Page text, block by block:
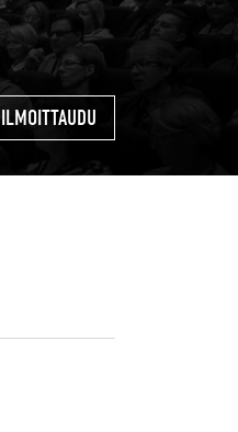
ILMOITTAUDU